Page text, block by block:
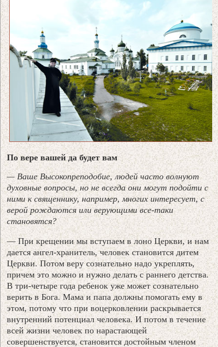
По вере вашей да будет вам
— Ваше Высокопреподобие, людей часто волнуют
духовные вопросы, но не всегда они могут подойти с
ними к священнику, например, многих интересует, с
верой рождаются или верующими все-таки
становятся?
— При крещении мы вступаем в лоно Церкви, и нам
дается ангел-хранитель, человек становится дитем
Церкви. Потом веру сознательно надо укреплять,
причем это можно и нужно делать с раннего детства.
В три-четыре года ребенок уже может сознательно
верить в Бога. Мама и папа должны помогать ему в
этом, потому что при воцерковлении раскрывается
внутренний потенциал человека. И потом в течение
всей жизни человек по нарастающей
совершенствуется, становится достойным членом